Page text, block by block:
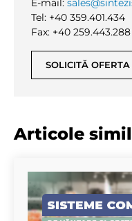
E-mail:
Tel: +40 359.401.434
Fax: +40 259.443.288
SOLICITĂ OFERTA
Articole